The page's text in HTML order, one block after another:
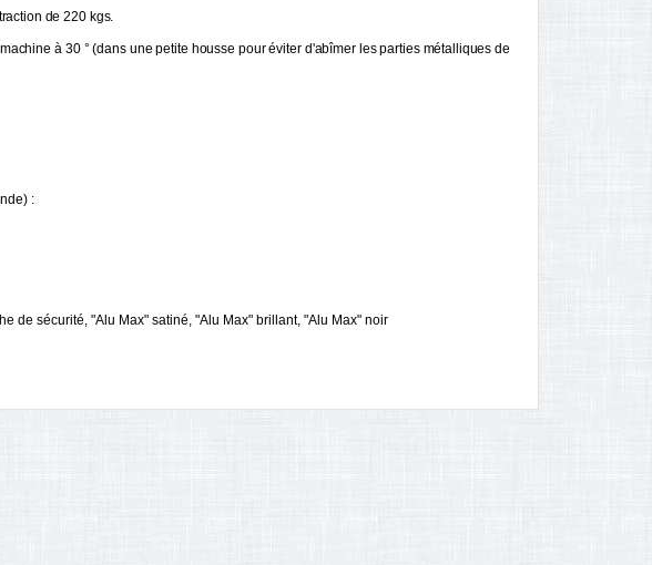
de 220 kgs.
à 30 ° (dans une petite housse pour éviter d'abîmer les parties métalliques de
:
de sécurité, "Alu Max" satiné, "Alu Max" brillant, "Alu Max" noir